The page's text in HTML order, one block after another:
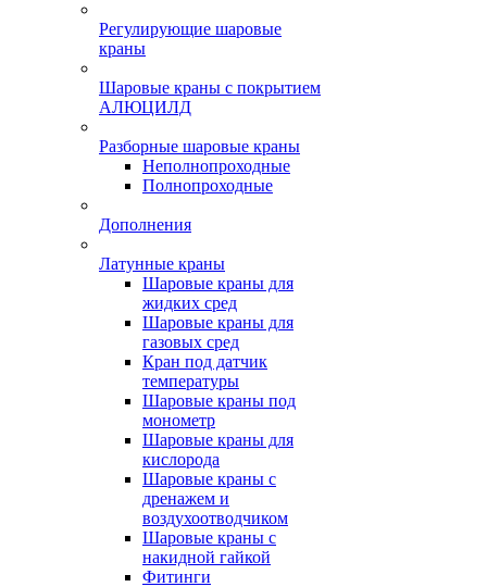
Регулирующие шаровые
краны
Шаровые краны с покрытием
АЛЮЦИЛД
Разборные шаровые краны
Неполнопроходные
Полнопроходные
Дополнения
Латунные краны
Шаровые краны для
жидких сред
Шаровые краны для
газовых сред
Кран под датчик
температуры
Шаровые краны под
монометр
Шаровые краны для
кислорода
Шаровые краны с
дренажем и
воздухоотводчиком
Шаровые краны с
накидной гайкой
Фитинги